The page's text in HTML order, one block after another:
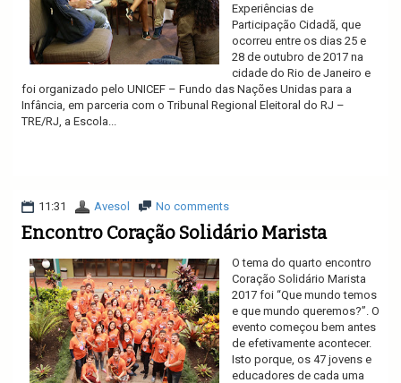
Experiências de
Participação Cidadã, que
ocorreu entre os dias 25 e
28 de outubro de 2017 na
cidade do Rio de Janeiro e
foi organizado pelo UNICEF – Fundo das Nações Unidas para a
Infância, em parceria com o Tribunal Regional Eleitoral do RJ –
TRE/RJ, a Escola...
11:31 Avesol No comments
Encontro Coração Solidário Marista
O tema do quarto encontro
Coração Solidário Marista
2017 foi “Que mundo temos
e que mundo queremos?”. O
evento começou bem antes
de efetivamente acontecer.
Isto porque, os 47 jovens e
educadores de cada uma